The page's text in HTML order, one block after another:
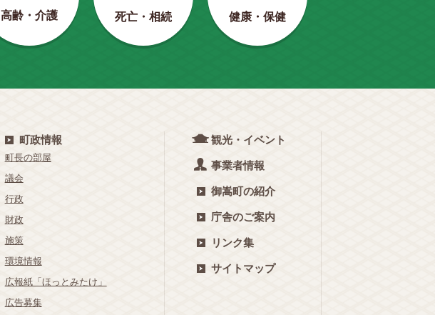
高齢・介護 死亡・相続 健康・保健
町政情報
町長の部屋
議会
行政
財政
施策
環境情報
広報紙「ほっとみたけ」
広告募集
観光・イベント
事業者情報
御嵩町の紹介
庁舎のご案内
リンク集
サイトマップ